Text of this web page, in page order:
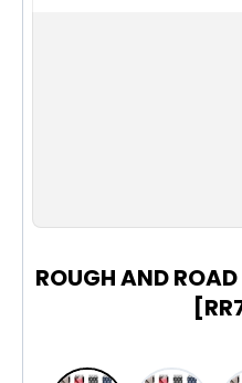
ROUGH AND